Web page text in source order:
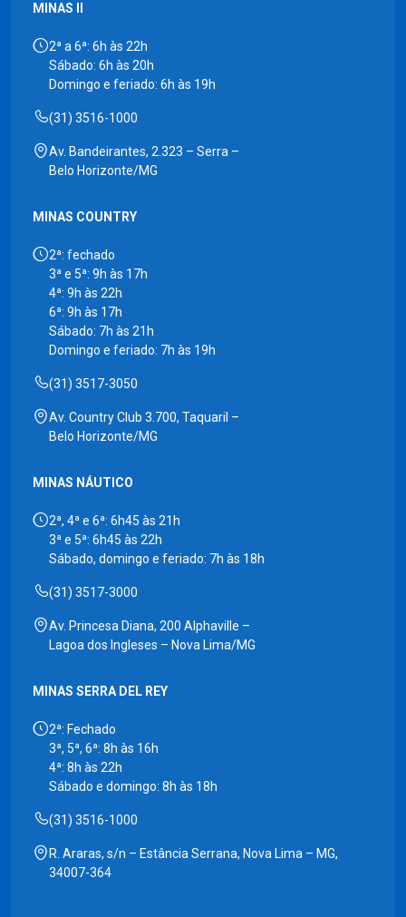
MINAS II
2ª a 6ª: 6h às 22h
Sábado: 6h às 20h
Domingo e feriado: 6h às 19h
(31) 3516-1000
Av. Bandeirantes, 2.323 – Serra –
Belo Horizonte/MG
MINAS COUNTRY
2ª: fechado
3ª e 5ª: 9h às 17h
4ª: 9h às 22h
6ª: 9h às 17h
Sábado: 7h às 21h
Domingo e feriado: 7h às 19h
(31) 3517-3050
Av. Country Club 3.700, Taquaril –
Belo Horizonte/MG
MINAS NÁUTICO
2ª, 4ª e 6ª: 6h45 às 21h
3ª e 5ª: 6h45 às 22h
Sábado, domingo e feriado: 7h às 18h
(31) 3517-3000
Av. Princesa Diana, 200 Alphaville –
Lagoa dos Ingleses – Nova Lima/MG
MINAS SERRA DEL REY
2ª: Fechado
3ª, 5ª, 6ª: 8h às 16h
4ª: 8h às 22h
Sábado e domingo: 8h às 18h
(31) 3516-1000
R. Araras, s/n – Estância Serrana, Nova Lima – MG,
34007-364